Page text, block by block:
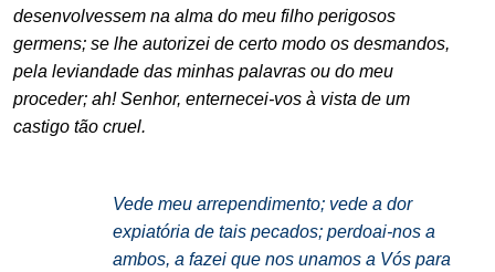
desenvolvessem na alma do meu filho perigosos
germens; se lhe autorizei de certo modo os desmandos,
pela leviandade das minhas palavras ou do meu
proceder; ah! Senhor, enternecei-vos à vista de um
castigo tão cruel.
Vede meu arrependimento; vede a dor
expiatória de tais pecados; perdoai-nos a
ambos, a fazei que nos unamos a Vós para